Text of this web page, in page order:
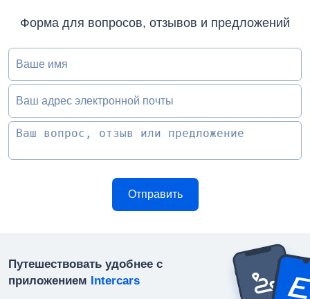
Форма для вопросов, отзывов и предложений
Ваше имя
Ваш адрес электронной почты
Путешествовать удобнее с
приложением Intercars